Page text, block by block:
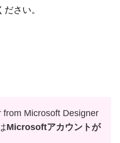
さい。
from Microsoft Designer
Microsoftアカウントが